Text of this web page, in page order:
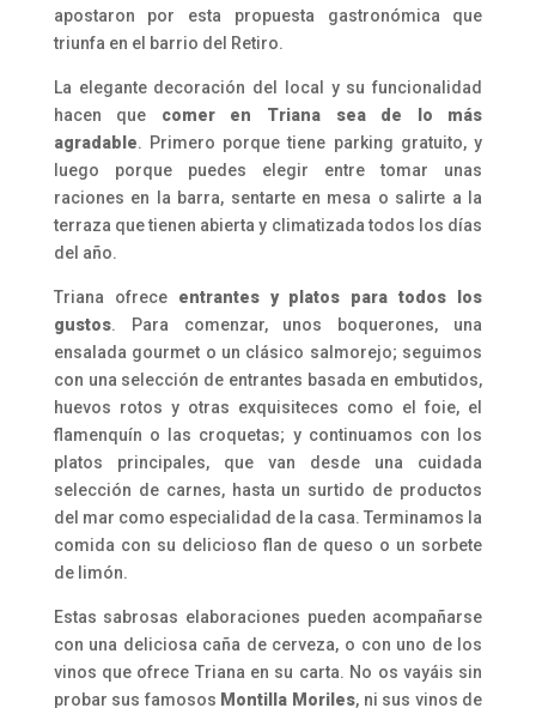
apostaron por esta propuesta gastronómica que
triunfa en el barrio del Retiro.
La elegante decoración del local y su funcionalidad
hacen que comer en Triana sea de lo más
agradable. Primero porque tiene parking gratuito, y
luego porque puedes elegir entre tomar unas
raciones en la barra, sentarte en mesa o salirte a la
terraza que tienen abierta y climatizada todos los días
del año.
Triana ofrece entrantes y platos para todos los
gustos. Para comenzar, unos boquerones, una
ensalada gourmet o un clásico salmorejo; seguimos
con una selección de entrantes basada en embutidos,
huevos rotos y otras exquisiteces como el foie, el
flamenquín o las croquetas; y continuamos con los
platos principales, que van desde una cuidada
selección de carnes, hasta un surtido de productos
del mar como especialidad de la casa. Terminamos la
comida con su delicioso flan de queso o un sorbete
de limón.
Estas sabrosas elaboraciones pueden acompañarse
con una deliciosa caña de cerveza, o con uno de los
vinos que ofrece Triana en su carta. No os vayáis sin
probar sus famosos Montilla Moriles, ni sus vinos de